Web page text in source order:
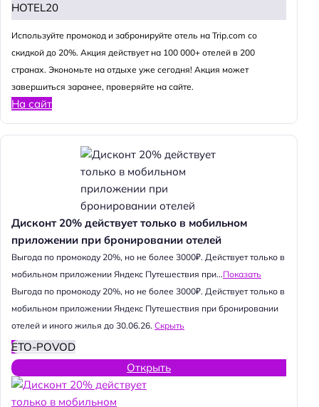
HOTEL20
Используйте промокод и забронируйте отель на Trip.com со
скидкой до 20%. Акция действует на 100 000+ отелей в 200
странах. Экономьте на отдыхе уже сегодня! Акция может
завершиться заранее, проверяйте на сайте.
На сайт
Дисконт 20% действует только в мобильном
приложении при бронировании отелей
Выгода по промокоду 20%, но не более 3000₽. Действует только в
мобильном приложении Яндекс Путешествия при...Показать
Выгода по промокоду 20%, но не более 3000₽. Действует только в
мобильном приложении Яндекс Путешествия при бронировании
отелей и иного жилья до 30.06.26. Скрыть
ETO-POVOD
Открыть